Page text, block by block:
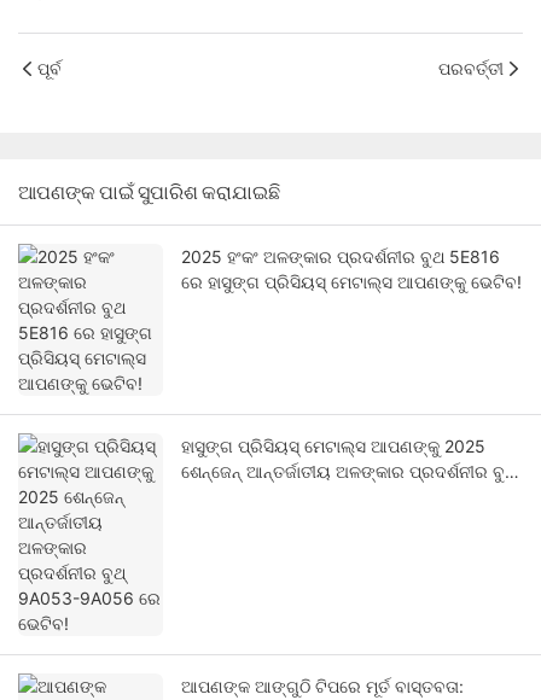
ପୂର୍ବ ପରବର୍ତ୍ତୀ
ଆପଣଙ୍କ ପାଇଁ ସୁପାରିଶ କରାଯାଇଛି
2025 ହଂକଂ ଅଳଙ୍କାର ପ୍ରଦର୍ଶନୀର ବୁଥ 5E816
ରେ ହାସୁଙ୍ଗ ପ୍ରିସିୟସ୍ ମେଟାଲ୍ସ ଆପଣଙ୍କୁ ଭେଟିବ!
ହାସୁଙ୍ଗ ପ୍ରିସିୟସ୍ ମେଟାଲ୍ସ ଆପଣଙ୍କୁ 2025
ଶେନ୍‌ଜେନ୍ ଆନ୍ତର୍ଜାତୀୟ ଅଳଙ୍କାର ପ୍ରଦର୍ଶନୀର ବୁଥ୍
ଆପଣଙ୍କ ଆଙ୍ଗୁଠି ଟିପରେ ମୂର୍ତ ବାସ୍ତବତା: